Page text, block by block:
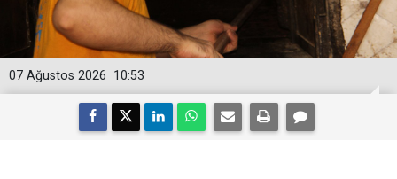
10:53
07 Ağustos 2026